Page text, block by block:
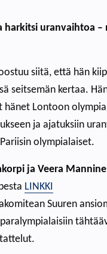
uranvaihtoa
siitä, että hän
seitsemän kertaa.
Lontoon
ja ajatuksiin
olympialaiset.
ja Veera
LINKKI
Suuren